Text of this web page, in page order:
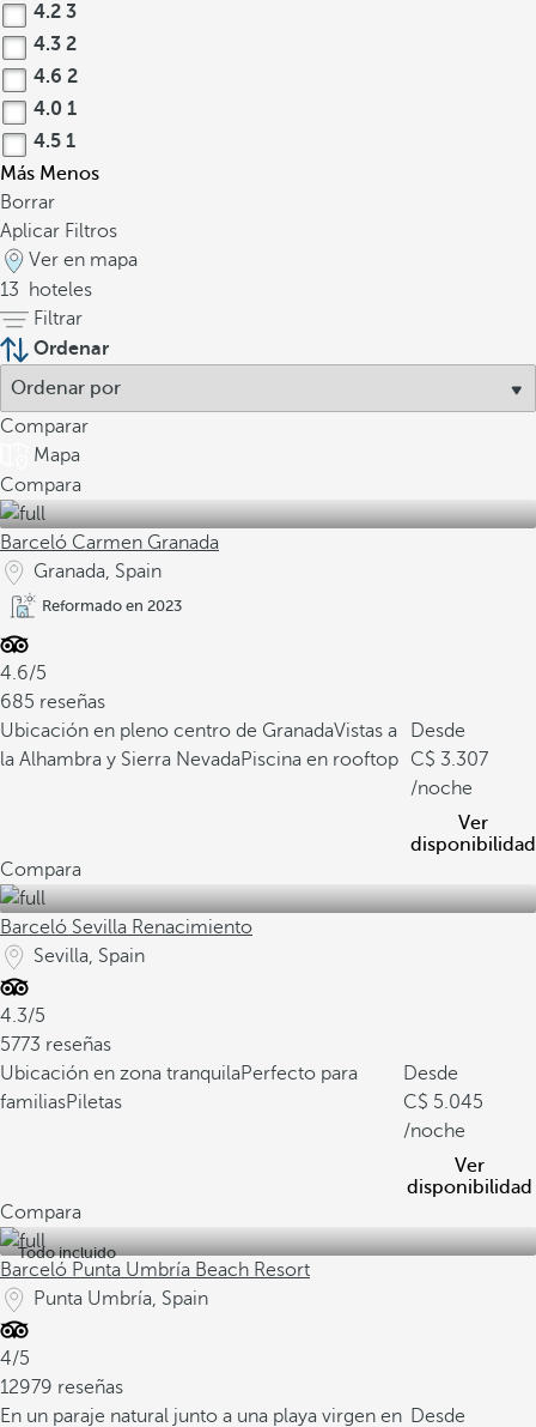
4.2 3
4.3 2
4.6 2
4.0 1
4.5 1
Más Menos
Borrar
Aplicar Filtros
Ver en mapa
13
hoteles
Filtrar
Ordenar
Comparar
Mapa
Compara
Barceló Carmen Granada
Granada, Spain
Reformado en 2023
4.6/5
685 reseñas
Ubicación en pleno centro de GranadaVistas a
la Alhambra y Sierra NevadaPiscina en rooftop
Desde
3.307
/noche
Ver
disponibilidad
Compara
Barceló Sevilla Renacimiento
Sevilla, Spain
4.3/5
5773 reseñas
Ubicación en zona tranquilaPerfecto para
familiasPiletas
Desde
5.045
/noche
Ver
disponibilidad
Compara
Todo incluido
Barceló Punta Umbría Beach Resort
Punta Umbría, Spain
4/5
12979 reseñas
En un paraje natural junto a una playa virgen en Desde